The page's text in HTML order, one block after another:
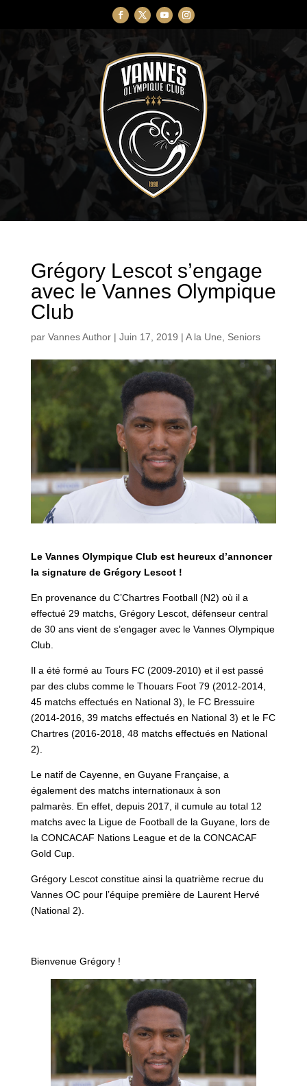
Grégory Lescot s’engage
avec le Vannes Olympique
Club
par Vannes Author| Juin 17, 2019 | A la Une, Seniors
Le Vannes Olympique Club est heureux d’annoncer
la signature de Grégory Lescot !
En provenance du C’Chartres Football (N2) où il a
effectué 29 matchs, Grégory Lescot, défenseur central
de 30 ans vient de s’engager avec le Vannes Olympique
Club.
Il a été formé au Tours FC (2009-2010) et il est passé
par des clubs comme le Thouars Foot 79 (2012-2014,
45 matchs effectués en National 3), le FC Bressuire
(2014-2016, 39 matchs effectués en National 3) et le FC
Chartres (2016-2018, 48 matchs effectués en National
2).
Le natif de Cayenne, en Guyane Française, a
également des matchs internationaux à son
palmarès. En effet, depuis 2017, il cumule au total 12
matchs avec la Ligue de Football de la Guyane, lors de
la CONCACAF Nations League et de la CONCACAF
Gold Cup.
Grégory Lescot constitue ainsi la quatrième recrue du
Vannes OC pour l’équipe première de Laurent Hervé
(National 2).
Bienvenue Grégory !